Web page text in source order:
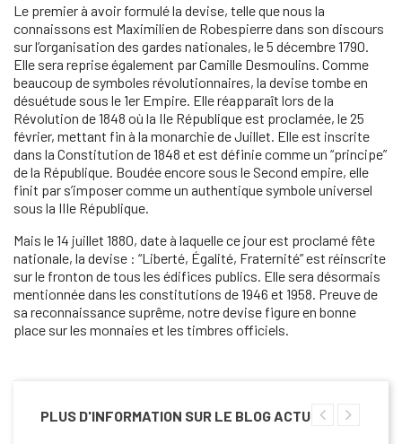
Le premier à avoir formulé la devise, telle que nous la
connaissons est Maximilien de Robespierre dans son discours
sur l’organisation des gardes nationales, le 5 décembre 1790.
Elle sera reprise également par Camille Desmoulins. Comme
beaucoup de symboles révolutionnaires, la devise tombe en
désuétude sous le 1er Empire. Elle réapparaît lors de la
Révolution de 1848 où la IIe République est proclamée, le 25
février, mettant fin à la monarchie de Juillet. Elle est inscrite
dans la Constitution de 1848 et est définie comme un “principe”
de la République. Boudée encore sous le Second empire, elle
finit par s’imposer comme un authentique symbole universel
sous la IIIe République.
Mais le 14 juillet 1880, date à laquelle ce jour est proclamé fête
nationale, la devise : “Liberté, Égalité, Fraternité” est réinscrite
sur le fronton de tous les édifices publics. Elle sera désormais
mentionnée dans les constitutions de 1946 et 1958. Preuve de
sa reconnaissance suprême, notre devise figure en bonne
place sur les monnaies et les timbres officiels.
PLUS D'INFORMATION SUR LE BLOG ACTU